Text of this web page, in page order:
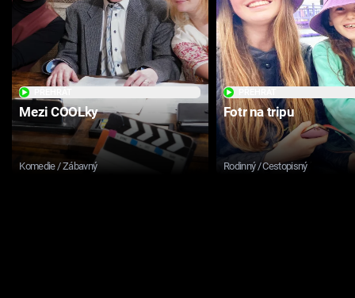
Mezi COOLky
Komedie / Zábavný
Fotr na tripu
Rodinný / Cestopisný